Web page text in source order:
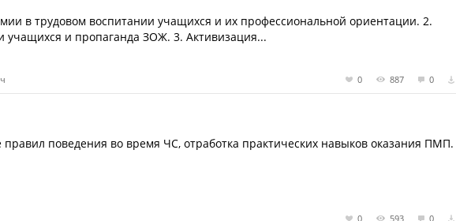
в трудовом воспитании учащихся и их профессиональной ориентации. 2.
учащихся и пропаганда ЗОЖ. 3. Активизация...
0 887 0
поведения во время ЧС, отработка практических навыков оказания ПМП.
0 593 0